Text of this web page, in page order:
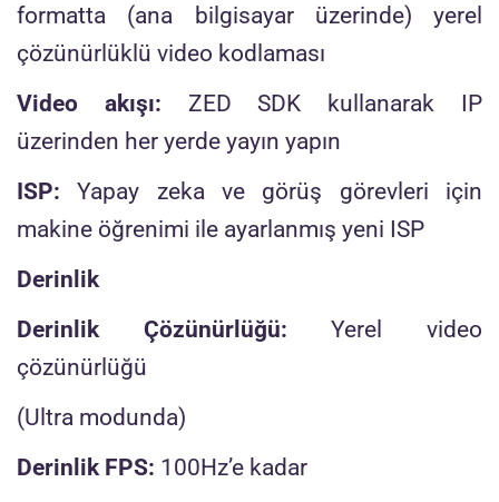
formatta (ana bilgisayar üzerinde) yerel
çözünürlüklü video kodlaması
Video akışı: ZED SDK kullanarak IP
üzerinden her yerde yayın yapın
ISP: Yapay zeka ve görüş görevleri için
makine öğrenimi ile ayarlanmış yeni ISP
Derinlik
Derinlik Çözünürlüğü: Yerel video
çözünürlüğü
(Ultra modunda)
Derinlik FPS: 100Hz’e kadar